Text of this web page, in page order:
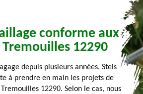
conforme aux
12290
depuis plusieurs années, Steis
à prendre en main les projets de
12290. Selon le cas, nous